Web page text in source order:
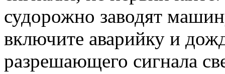
судорожно заводят
включите аварийку и
разрешающего сигнала